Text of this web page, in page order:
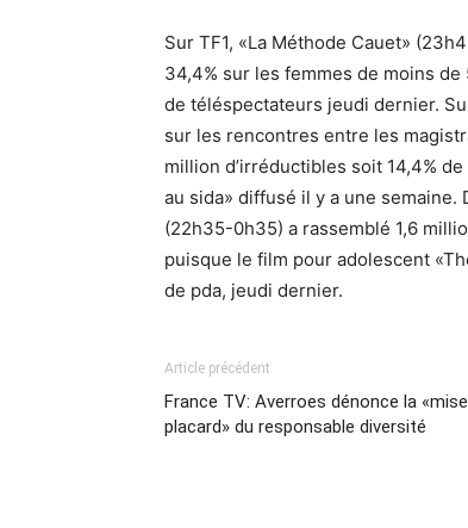
Sur TF1, «La Méthode Cauet»
34,4% sur les femmes de moins
de téléspectateurs jeudi dernier.
sur les rencontres entre les
million d’irréductibles soit 14,4%
au sida» diffusé il y a une
(22h35-0h35) a rassemblé 1,6
puisque le film pour adolescent
de pda, jeudi dernier.
Article précédent
France TV: Averroes dénonce la
placard» du responsable diversité